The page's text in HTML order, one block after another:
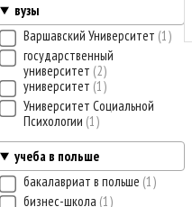
вузы
Варшавский Университет 1
государственный
университет 2
университет 1
Университет Социальной
Психологии 1
учеба в польше
бакалавриат в польше 1
бизнес-школа 1